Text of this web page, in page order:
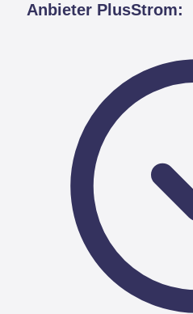
Anbieter PlusStrom: